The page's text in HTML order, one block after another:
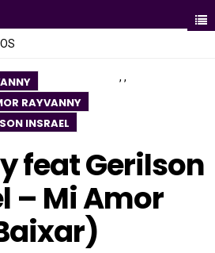
,
RAYVANNY
,
INSRAEL
feat Gerilson
– Mi Amor